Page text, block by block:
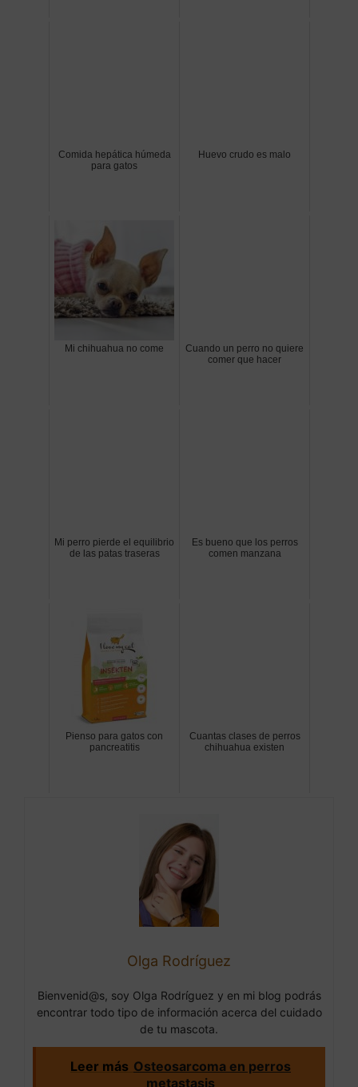
Comida hepática húmeda
para gatos
Huevo crudo es malo
Mi chihuahua no come
Cuando un perro no quiere
comer que hacer
Mi perro pierde el equilibrio
de las patas traseras
Es bueno que los perros
comen manzana
Pienso para gatos con
pancreatitis
Cuantas clases de perros
chihuahua existen
Olga Rodríguez
Bienvenid@s, soy Olga Rodríguez y en mi blog podrás
encontrar todo tipo de información acerca del cuidado
de tu mascota.
Leer más Osteosarcoma en perros
metastasis